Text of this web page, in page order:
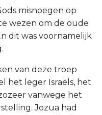
misnoegen op
wezen om de oude
dit was voornamelijk
van deze troep
het leger Israëls, het
vanwege het
Jozua had